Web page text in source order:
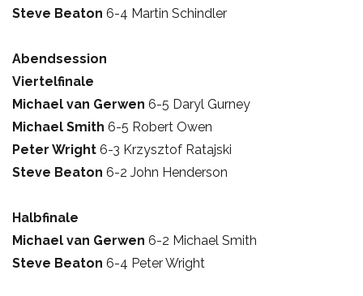
Steve Beaton 6-4 Martin Schindler
Abendsession
Viertelfinale
Michael van Gerwen 6-5 Daryl Gurney
Michael Smith 6-5 Robert Owen
Peter Wright 6-3 Krzysztof Ratajski
Steve Beaton 6-2 John Henderson
Halbfinale
Michael van Gerwen 6-2 Michael Smith
Steve Beaton 6-4 Peter Wright